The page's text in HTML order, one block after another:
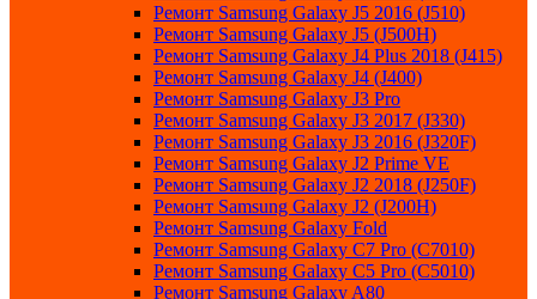
Ремонт Samsung Galaxy J5 2016 (J510)
Ремонт Samsung Galaxy J5 (J500H)
Ремонт Samsung Galaxy J4 Plus 2018 (J415)
Ремонт Samsung Galaxy J4 (J400)
Ремонт Samsung Galaxy J3 Pro
Ремонт Samsung Galaxy J3 2017 (J330)
Ремонт Samsung Galaxy J3 2016 (J320F)
Ремонт Samsung Galaxy J2 Prime VE
Ремонт Samsung Galaxy J2 2018 (J250F)
Ремонт Samsung Galaxy J2 (J200H)
Ремонт Samsung Galaxy Fold
Ремонт Samsung Galaxy C7 Pro (C7010)
Ремонт Samsung Galaxy C5 Pro (C5010)
Ремонт Samsung Galaxy A80